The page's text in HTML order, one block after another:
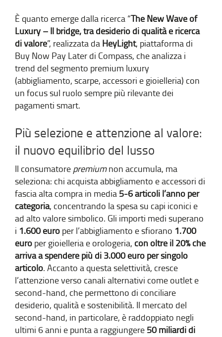
È quanto emerge dalla ricerca “The New Wave of
Luxury – Il bridge, tra desiderio di qualità e ricerca
di valore”, realizzata da HeyLight, piattaforma di
Buy Now Pay Later di Compass, che analizza i
trend del segmento premium luxury
(abbigliamento, scarpe, accessori e gioielleria) con
un focus sul ruolo sempre più rilevante dei
pagamenti smart.
Più selezione e attenzione al valore:
il nuovo equilibrio del lusso
Il consumatore premiumnon accumula, ma
seleziona: chi acquista abbigliamento e accessori di
fascia alta compra in media 5-6 articoli l’anno per
categoria, concentrando la spesa su capi iconici e
ad alto valore simbolico. Gli importi medi superano
i 1.600 euro per l’abbigliamento e sfiorano 1.700
euro per gioielleria e orologeria, con oltre il 20% che
arriva a spendere più di 3.000 euro per singolo
articolo. Accanto a questa selettività, cresce
l’attenzione verso canali alternativi come outlet e
second-hand, che permettono di conciliare
desiderio, qualità e sostenibilità. Il mercato del
second-hand, in particolare, è raddoppiato negli
ultimi 6 anni e punta a raggiungere 50 miliardi di